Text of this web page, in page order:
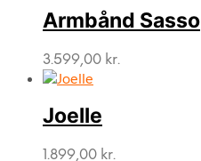
Armbånd Sasso
3.599,00 kr.
Joelle
1.899,00 kr.